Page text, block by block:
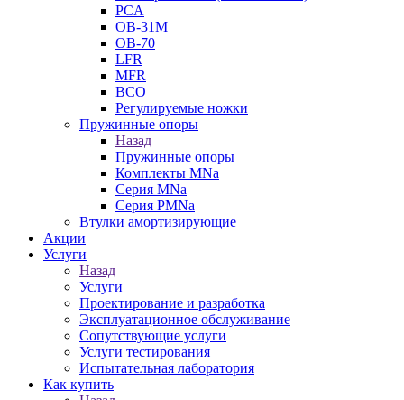
PCA
ОВ-31М
OB-70
LFR
MFR
ВСО
Регулируемые ножки
Пружинные опоры
Назад
Пружинные опоры
Комплекты MNa
Серия MNa
Серия PMNa
Втулки амортизирующие
Акции
Услуги
Назад
Услуги
Проектирование и разработка
Эксплуатационное обслуживание
Сопутствующие услуги
Услуги тестирования
Испытательная лаборатория
Как купить